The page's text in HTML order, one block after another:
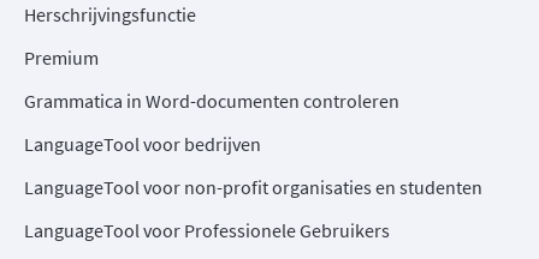
Herschrijvingsfunctie
Premium
Grammatica in Word-documenten controleren
LanguageTool voor bedrijven
LanguageTool voor non-profit organisaties en studenten
LanguageTool voor Professionele Gebruikers